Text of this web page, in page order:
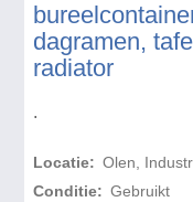
dagramen,
radiator
.
Locatie: Olen,
Conditie: Gebruikt